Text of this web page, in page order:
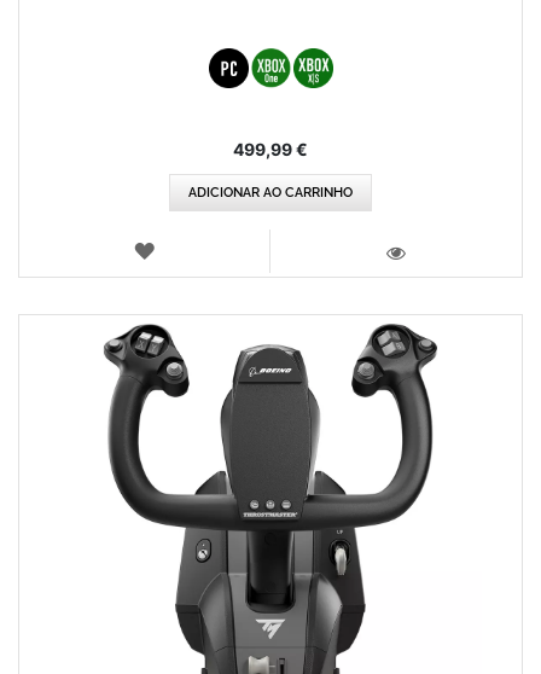
499,99 €
ADICIONAR AO CARRINHO
LISTA